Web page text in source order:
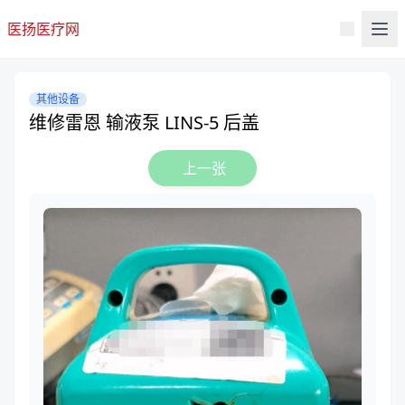
医扬医疗网
其他设备
维修雷恩 输液泵 LINS-5 后盖
上一张